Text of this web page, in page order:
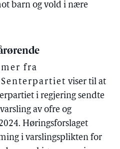
barn og vold i nære
fra
viser til at
i regjering sendte
av ofre og
Høringsforslaget
i varslingsplikten for